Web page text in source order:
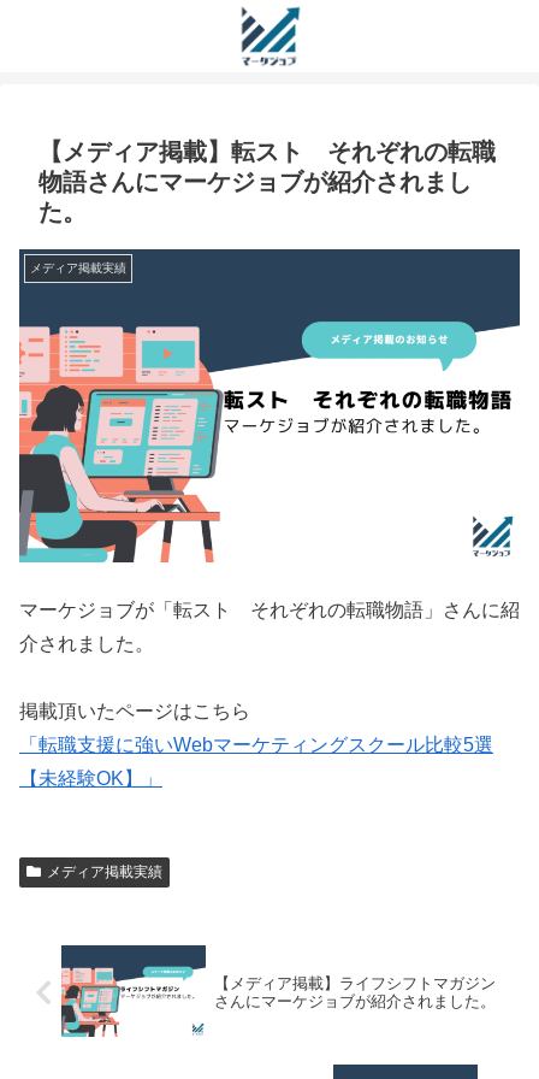
【メディア掲載】転スト それぞれの転職
物語さんにマーケジョブが紹介されまし
た。
メディア掲載実績
マーケジョブが「転スト それぞれの転職物語」さんに紹
介されました。
掲載頂いたページはこちら
「転職支援に強いWebマーケティングスクール比較5選
【未経験OK】」
メディア掲載実績
【メディア掲載】ライフシフトマガジン
さんにマーケジョブが紹介されました。